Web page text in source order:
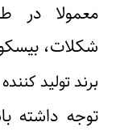
معمولا در
شکلات،
برند تولید کننده
توجه داشته